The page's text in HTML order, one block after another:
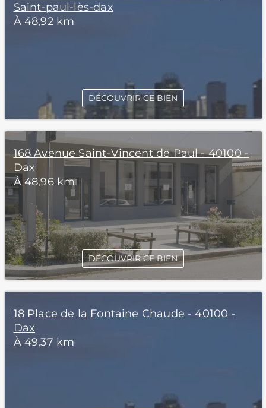
Saint-paul-lès-dax
À 48,92 km
DÉCOUVRIR CE BIEN
168 Avenue Saint-Vincent de Paul - 40100 -
Dax
À 48,96 km
DÉCOUVRIR CE BIEN
18 Place de la Fontaine Chaude - 40100 -
Dax
À 49,37 km